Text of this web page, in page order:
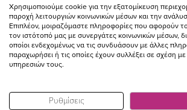
Χρησιμοποιούμε cookie για την εξατομίκευση
παροχή λειτουργιών κοινωνικών μέσων και την
Επιπλέον, μοιραζόμαστε πληροφορίες που αφορούν
τον ιστότοπό μας με συνεργάτες κοινωνικών μέσων,
οποίοι ενδεχομένως να τις συνδυάσουν με άλλες
παραχωρήσει ή τις οποίες έχουν συλλέξει σε σχέση
υπηρεσιών τους.
Ρυθμίσεις